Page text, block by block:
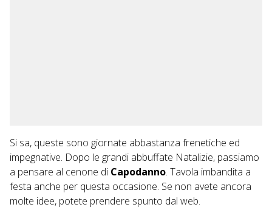
Si sa, queste sono giornate abbastanza frenetiche ed
impegnative. Dopo le grandi abbuffate Natalizie, passiamo
a pensare al cenone di Capodanno. Tavola imbandita a
festa anche per questa occasione. Se non avete ancora
molte idee, potete prendere spunto dal web.